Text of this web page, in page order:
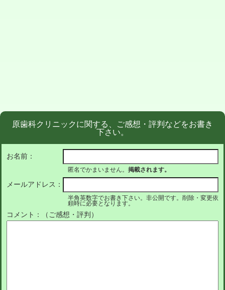
原歯科クリニックに関する、ご感想・評判などをお書き
下さい。
お名前：
匿名でかまいません。 掲載されます。
メールアドレス：
半角英数字でお書き下さい。非公開です。削除・変更依
頼時に必要となります。
コメント：（ご感想・評判）